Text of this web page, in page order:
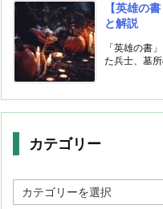
【英雄の
と解説
「英雄の書
た兵士、墓
カテゴリー
テ